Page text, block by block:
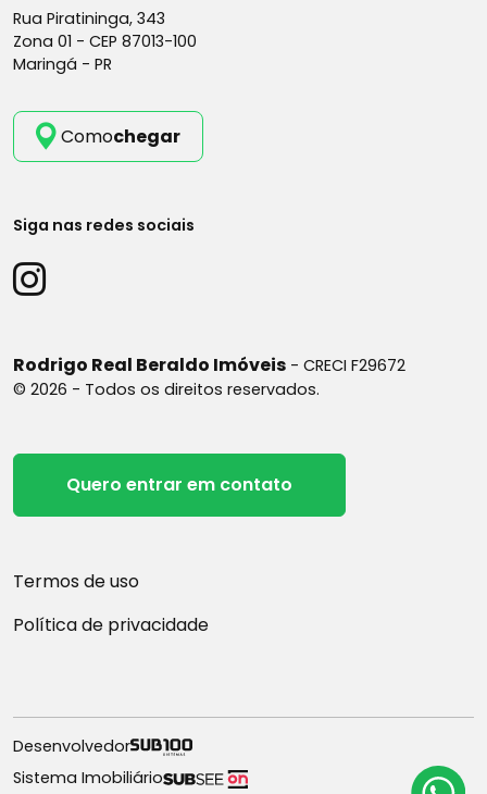
Rua Piratininga, 343
Zona 01 - CEP 87013-100
Maringá - PR
Comochegar
Siga nas redes sociais
Rodrigo Real Beraldo Imóveis - CRECI F29672
© 2026 - Todos os direitos reservados.
Quero entrar em contato
Termos de uso
Política de privacidade
Desenvolvedor
Sistema Imobiliário